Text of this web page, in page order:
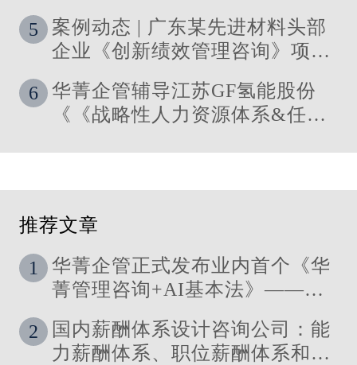
与资源优化》 管理咨询项目圆满
落地
5
案例动态 | 广东某先进材料头部
企业《创新绩效管理咨询》项目
6
华菁企管辅导江苏GF氢能股份
《《战略性人力资源体系&任职
推荐文章
1
华菁企管正式发布业内首个《华
菁管理咨询+AI基本法》——让
2
国内薪酬体系设计咨询公司：能
力薪酬体系、职位薪酬体系和技